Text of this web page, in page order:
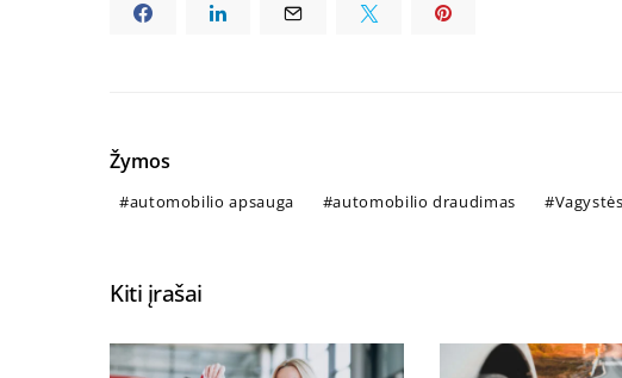
Žymos
automobilio apsauga automobilio draudimas
Kiti įrašai